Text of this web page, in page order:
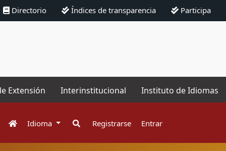
Directorio Índices de transparencia Participa
Extensión Interinstitucional Instituto de Idiomas
Idioma Registrarse Entrar